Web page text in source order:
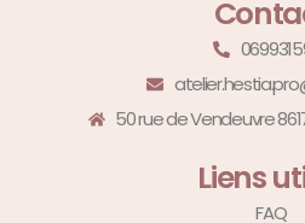
50 rue de Vendeuvre
Liens
FAQ